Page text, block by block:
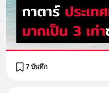
7 บันทึก